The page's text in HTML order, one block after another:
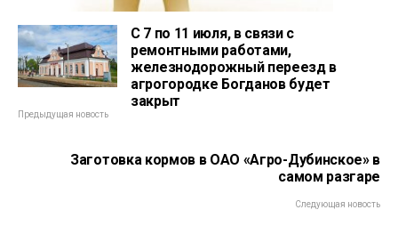
С 7 по 11 июля, в связи с
ремонтными работами,
железнодорожный переезд в
агрогородке Богданов будет
закрыт
Предыдущая новость
Заготовка кормов в ОАО «Агро-Дубинское» в
самом разгаре
Следующая новость